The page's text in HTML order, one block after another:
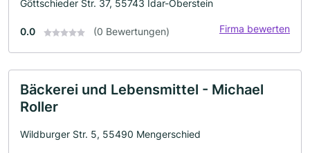
Göttschieder Str. 37, 55743 Idar-Oberstein
0.0 (0 Bewertungen) Firma bewerten
Bäckerei und Lebensmittel - Michael
Roller
Wildburger Str. 5, 55490 Mengerschied